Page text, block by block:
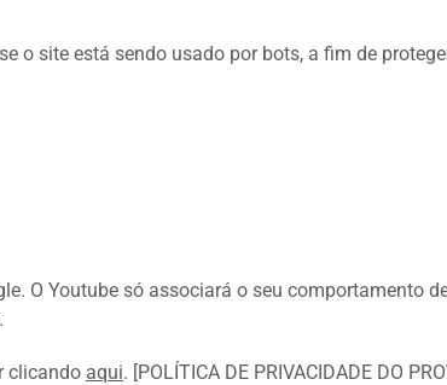
o site está sendo usado por bots, a fim de
O Youtube só associará o seu comportamento
clicando aqui. [POLÍTICA DE PRIVACIDADE DO